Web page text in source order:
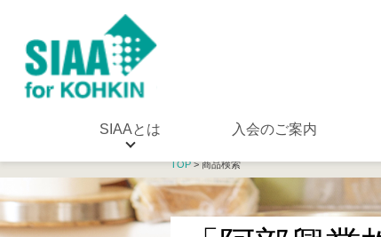
SIAAとは 入会のご案内
TOP> 商品検索